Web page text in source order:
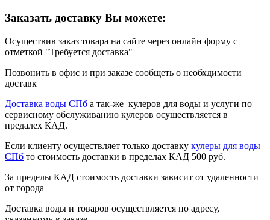
Заказать доставку Вы можете:
Осуществив заказ товара на сайте через онлайн форму с
отметкой "Требуется доставка"
Позвонить в офис и при заказе сообщеть о необхдимости
доставк
Доставка воды СПб а так-же кулеров для воды и услуги по
сервисному обслуживанию кулеров осуществляется в
предалех КАД.
Если клиенту осуществляет только доставку кулеры для воды
СПб то стоимость доставки в пределах КАД 500 руб.
За пределы КАД стоимость доставки зависит от удаленности
от города
Доставка воды и товаров осуществляется по адресу,